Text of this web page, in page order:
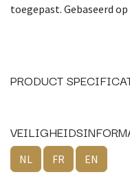
toegepast. Gebaseerd
PRODUCT
NL FR EN